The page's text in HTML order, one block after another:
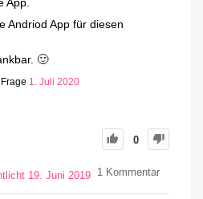
App.
Andriod App für diesen
🙂
1. Juli 2020
0
19. Juni 2019 1 Kommentar